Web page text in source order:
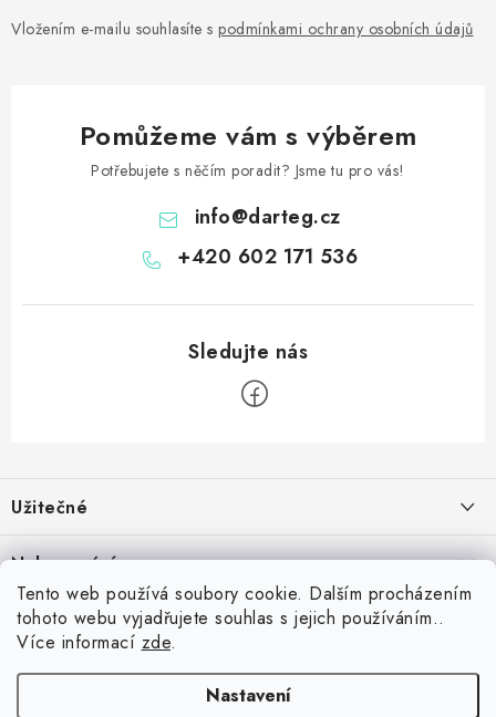
Tento web používá soubory cookie. Dalším procházením
tohoto webu vyjadřujete souhlas s jejich používáním..
Více informací zde.
Nastavení
Vložením e-mailu souhlasíte s podmínkami ochrany osobních údajů
Pomůžeme vám s výběrem
Potřebujete s něčím poradit? Jsme tu pro vás!
info@darteg.cz
+420 602 171 536
p
a
Užitečné
Kontakt
Věrnostní program
Inspirujte se zákazníky
Blog
Nakupování
Jak nakupovat
Vrácení zboží
Blog
darteg.sk